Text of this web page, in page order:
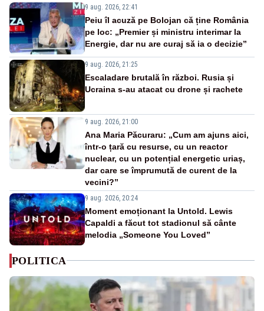
9 aug. 2026, 22:41
Peiu îl acuză pe Bolojan că ține România
pe loc: „Premier și ministru interimar la
Energie, dar nu are curaj să ia o decizie”
9 aug. 2026, 21:25
Escaladare brutală în război. Rusia și
Ucraina s-au atacat cu drone și rachete
9 aug. 2026, 21:00
Ana Maria Păcuraru: „Cum am ajuns aici,
într-o țară cu resurse, cu un reactor
nuclear, cu un potențial energetic uriaș,
dar care se împrumută de curent de la
vecini?”
9 aug. 2026, 20:24
Moment emoționant la Untold. Lewis
Capaldi a făcut tot stadionul să cânte
melodia „Someone You Loved”
POLITICA